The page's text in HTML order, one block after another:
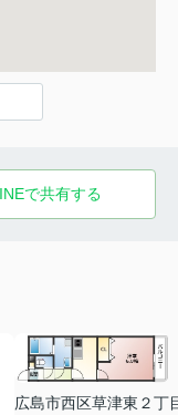
で共有する
広島市西区草津東２丁